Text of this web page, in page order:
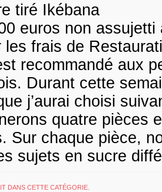
tiré Ikébana
euros non
les frais de
recommandé aux
Durant cette
j’aurai choisi
quatre pièces
Sur chaque pièce,
sujets en sucre
DANS CETTE CATÉGORIE.